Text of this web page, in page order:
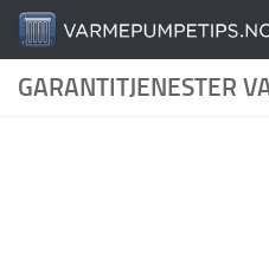
Skip to content
GARANTITJENESTER